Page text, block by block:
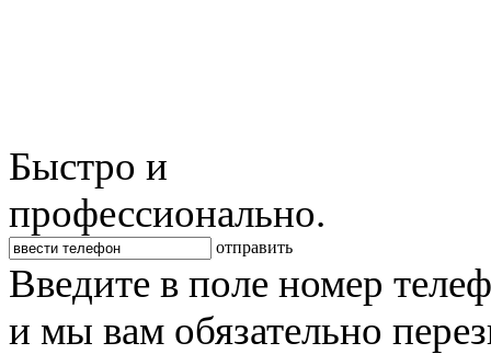
Быстро и
профессионально.
отправить
Введите в поле номер
и мы вам обязательно